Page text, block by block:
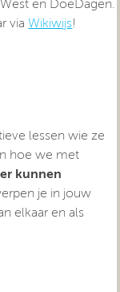
en DoeDagen.
viaWikiwijs!
lessen wie ze
hoe we met
kunnen
je in jouw
elkaar en als